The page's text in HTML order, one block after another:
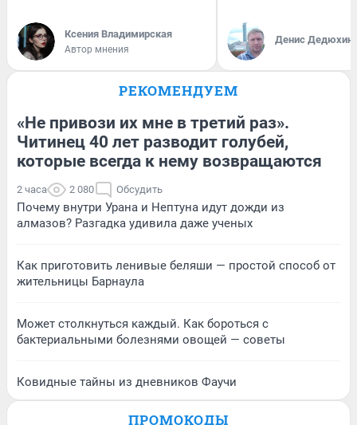
Ксения Владимирская
Автор мнения
Денис Дедюхин
РЕКОМЕНДУЕМ
«Не привози их мне в третий раз».
Читинец 40 лет разводит голубей,
которые всегда к нему возвращаются
2 часа 2 080 Обсудить
Почему внутри Урана и Нептуна идут дожди из
алмазов? Разгадка удивила даже ученых
Как приготовить ленивые беляши — простой способ от
жительницы Барнаула
Может столкнуться каждый. Как бороться с
бактериальными болезнями овощей — советы
Ковидные тайны из дневников Фаучи
ПРОМОКОДЫ